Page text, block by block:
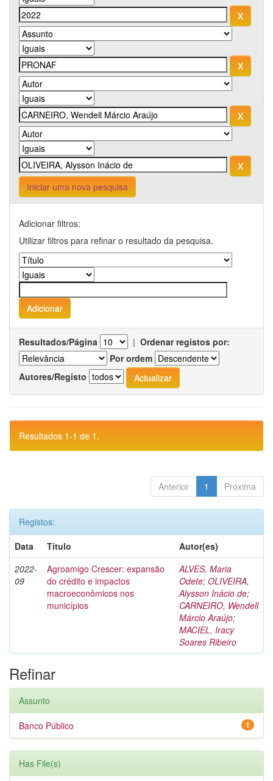
Iniciar uma nova pesquisa
Adicionar filtros:
Utilizar filtros para refinar o resultado da pesquisa.
Resultados/Página | Ordenar registos por:
Por ordem
Autores/Registo
Resultados 1-1 de 1.
Anterior 1 Próxima
Registos:
Data
Título
Autor(es)
2022-
09
Agroamigo Crescer: expansão
do crédito e impactos
macroeconômicos nos
municípios
ALVES, Maria
Odete; OLIVEIRA,
Alysson Inácio de;
CARNEIRO, Wendell
Márcio Araújo;
MACIEL, Iracy
Soares Ribeiro
Refinar
Assunto
1
Banco Público
Has File(s)